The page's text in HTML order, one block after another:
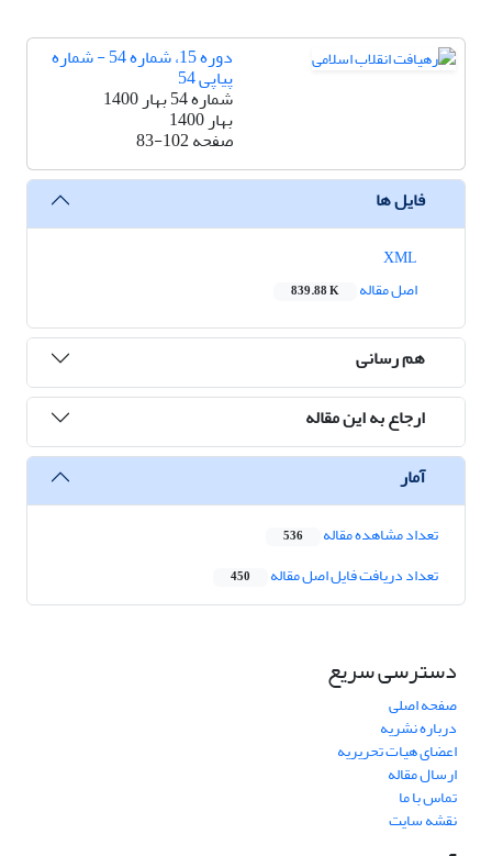
دوره 15، شماره 54 - شماره
پیاپی 54
شماره 54 بهار 1400
بهار 1400
صفحه83-102
فایل ها
اصل مقاله
839.88 K
هم رسانی
ارجاع به این مقاله
آمار
تعداد مشاهده مقاله 536
تعداد دریافت فایل اصل مقاله 450
دسترسی سریع
صفحه اصلی
درباره نشریه
اعضای هیات تحریریه
ارسال مقاله
تماس با ما
نقشه سایت